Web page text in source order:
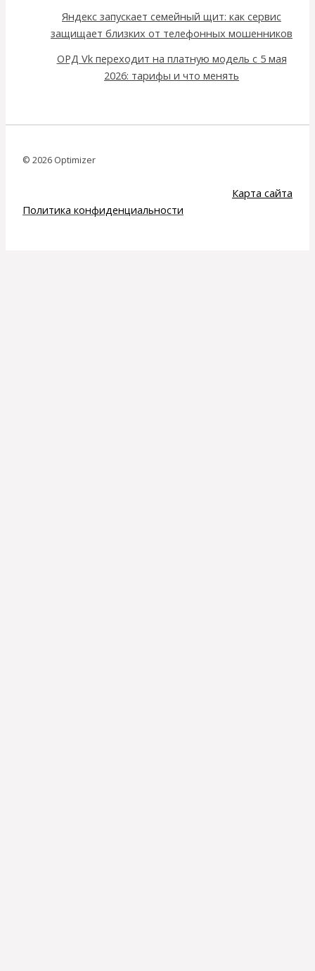
Яндекс запускает семейный щит: как сервис
защищает близких от телефонных мошенников
ОРД Vk переходит на платную модель с 5 мая
2026: тарифы и что менять
© 2026 Optimizer
Карта сайта
Политика конфиденциальности